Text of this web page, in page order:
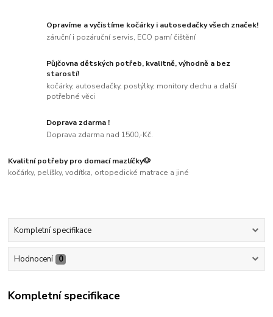
Opravíme a vyčistíme kočárky i autosedačky všech značek!
záruční i pozáruční servis, ECO parní čištění
Půjčovna dětských potřeb, kvalitně, výhodně a bez
starostí!
kočárky, autosedačky, postýlky, monitory dechu a další
potřebné věci
Doprava zdarma !
Doprava zdarma nad 1500,-Kč.
Kvalitní potřeby pro domací mazlíčky🐶
kočárky, pelíšky, vodítka, ortopedické matrace a jiné
Kompletní specifikace
Hodnocení 0
Kompletní specifikace